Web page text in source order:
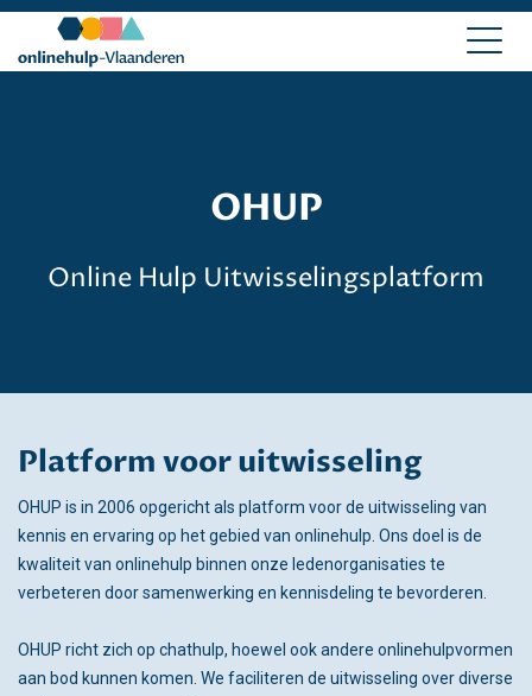
OHUP
Online Hulp Uitwisselingsplatform
Platform voor uitwisseling
OHUP is in 2006 opgericht als platform voor de uitwisseling van
kennis en ervaring op het gebied van onlinehulp. Ons doel is de
kwaliteit van onlinehulp binnen onze ledenorganisaties te
verbeteren door samenwerking en kennisdeling te bevorderen.
OHUP richt zich op chathulp, hoewel ook andere onlinehulpvormen
aan bod kunnen komen. We faciliteren de uitwisseling over diverse